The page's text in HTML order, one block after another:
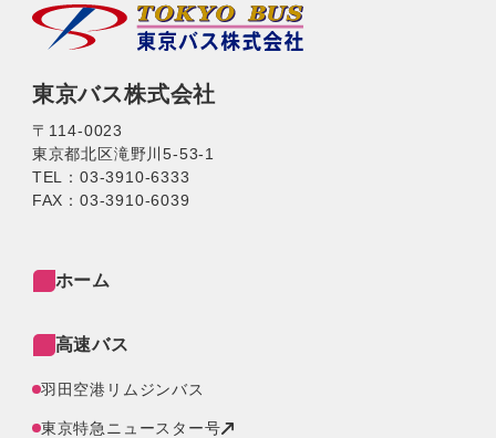
東京バス株式会社
〒114-0023
東京都北区滝野川5-53-1
TEL：03-3910-6333
FAX：03-3910-6039
ホーム
高速バス
羽田空港リムジンバス
東京特急ニュースター号